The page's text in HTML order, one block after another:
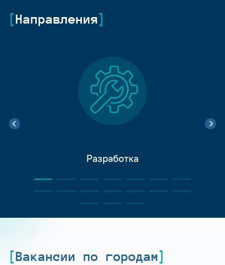
Направления
Разработка
Вакансии по городам